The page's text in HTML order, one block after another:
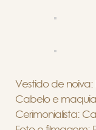
Vestido de noiva:
Cabelo e
Cerimonialista: